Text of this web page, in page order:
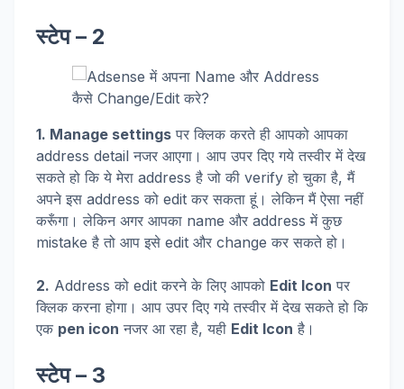
स्टेप – 2
1. Manage settings पर क्लिक करते ही आपको आपका
address detail नजर आएगा। आप उपर दिए गये तस्वीर में देख
सकते हो कि ये मेरा address है जो की verify हो चुका है, मैं
अपने इस address को edit कर सकता हूं। लेकिन मैं ऐसा नहीं
करूँगा। लेकिन अगर आपका name और address में कुछ
mistake है तो आप इसे edit और change कर सकते हो।
2. Address को edit करने के लिए आपको Edit Icon पर
क्लिक करना होगा। आप उपर दिए गये तस्वीर में देख सकते हो कि
एक pen icon नजर आ रहा है, यही Edit Icon है।
स्टेप – 3